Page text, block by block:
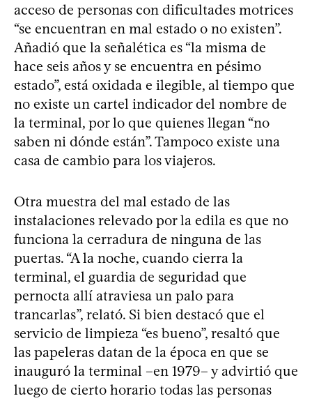
acceso de personas con dificultades motrices
“se encuentran en mal estado o no existen”.
Añadió que la señalética es “la misma de
hace seis años y se encuentra en pésimo
estado”, está oxidada e ilegible, al tiempo que
no existe un cartel indicador del nombre de
la terminal, por lo que quienes llegan “no
saben ni dónde están”. Tampoco existe una
casa de cambio para los viajeros.
Otra muestra del mal estado de las
instalaciones relevado por la edila es que no
funciona la cerradura de ninguna de las
puertas. “A la noche, cuando cierra la
terminal, el guardia de seguridad que
pernocta allí atraviesa un palo para
trancarlas”, relató. Si bien destacó que el
servicio de limpieza “es bueno”, resaltó que
las papeleras datan de la época en que se
inauguró la terminal –en 1979– y advirtió que
luego de cierto horario todas las personas